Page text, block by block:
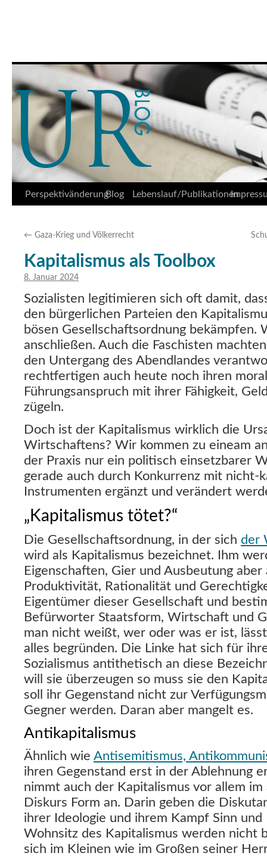
Springe
Inhalt
PerspektivänderungBlog Lebenslauf/Publikationen
← Gaza-Krieg und Völkerrecht
Kapitalismus als Toolbox
8. Januar 2024
Sozialisten legitimieren sich oft damit,
den bürgerlichen Parteien den
bösen Gesellschaftsordnung bekämpfen.
anschließen. Auch die Faschisten
den Untergang des Abendlandes
rechtfertigen auch heute noch ihren
Führungsanspruch mit ihrer Fähigkeit,
zügeln.
Doch ist der Kapitalismus wirklich die
Wirtschaftens? Wir kommen zu eineam
der Praxis nur ein politisch einsetzbarer
gerade auch durch Konkurrenz mit nicht-
Instrumenten ergänzt und verändert
„Kapitalismus tötet?“
Die Gesellschaftsordnung, in der sich der
wird als Kapitalismus bezeichnet. Ihm
Eigenschaften, Gier und Ausbeutung
Produktivität, Rationalität und
Eigentümer dieser Gesellschaft und
Befürworter Staatsform, Wirtschaft und
man nicht weißt, wer oder was er ist,
alles begründen. Die Linke hat sich für
Sozialismus antithetisch an diese
will sie überzeugen so muss sie den
soll ihr Gegenstand nicht zur
Gegner werden. Daran aber mangelt es.
Antikapitalismus
Ähnlich wie Antisemitismus,
ihren Gegenstand erst in der Ablehnung
nimmt auch der Kapitalismus vor allem
Diskurs Form an. Darin geben die
ihrer Ideologie und ihrem Kampf Sinn und
Wohnsitz des Kapitalismus werden nicht
sich im Kleinen wie im Großen seiner